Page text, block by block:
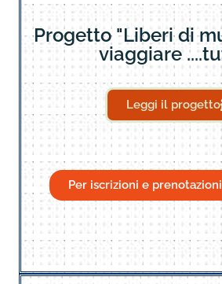
Progetto "Liberi di
viaggiare
Leggi il progetto
Per iscrizioni e